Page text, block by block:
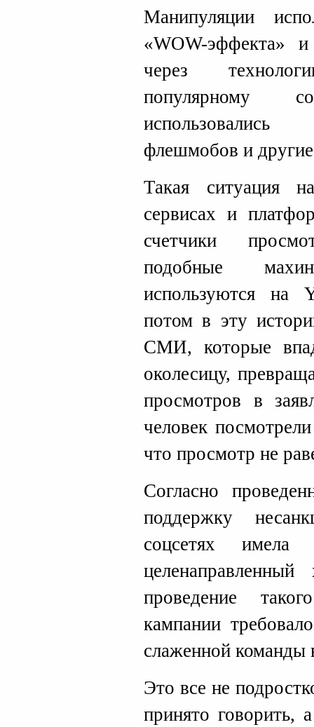
Манипуляции
«WOW-эффекта» и
через
популярному
флешмобов и
Такая ситуация
сервисах и
счетчики
подобные
используются на
потом в эту
СМИ, которые
околесицу,
просмотров в
человек
что просмотр не
Согласно
поддержку
соцсетях имела
проведение
кампании
слаженной команды
Это все не
принято говорить,